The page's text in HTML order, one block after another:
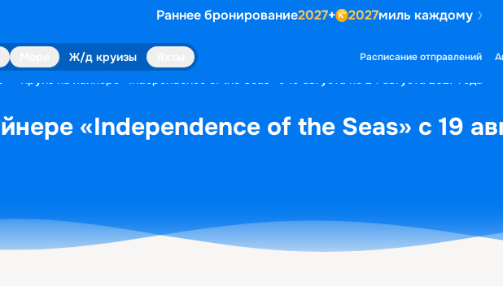
Раннее бронирование2027+ 2027миль каждому
Ж/д круизы Расписание отправлений
Круиз на лайнере «Independence of the Seas» с 19 августа по 24 августа 2027 года
«Independence of the Seas» с 19